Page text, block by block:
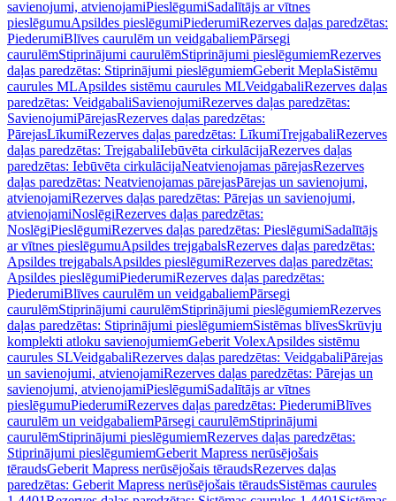
savienojumi, atvienojamiPieslēgumiSadalītājs ar vītnes
pieslēgumuApsildes pieslēgumiPiederumiRezerves daļas paredzētas:
PiederumiBlīves caurulēm un veidgabaliemPārsegi
caurulēmStiprinājumi caurulēmStiprinājumi pieslēgumiemRezerves
daļas paredzētas: Stiprinājumi pieslēgumiemGeberit MeplaSistēmu
caurules MLApsildes sistēmu caurules MLVeidgabaliRezerves daļas
paredzētas: VeidgabaliSavienojumiRezerves daļas paredzētas:
SavienojumiPārejasRezerves daļas paredzētas:
PārejasLīkumiRezerves daļas paredzētas: LīkumiTrejgabaliRezerves
daļas paredzētas: TrejgabaliIebūvēta cirkulācijaRezerves daļas
paredzētas: Iebūvēta cirkulācijaNeatvienojamas pārejasRezerves
daļas paredzētas: Neatvienojamas pārejasPārejas un savienojumi,
atvienojamiRezerves daļas paredzētas: Pārejas un savienojumi,
atvienojamiNoslēgiRezerves daļas paredzētas:
NoslēgiPieslēgumiRezerves daļas paredzētas: PieslēgumiSadalītājs
ar vītnes pieslēgumuApsildes trejgabalsRezerves daļas paredzētas:
Apsildes trejgabalsApsildes pieslēgumiRezerves daļas paredzētas:
Apsildes pieslēgumiPiederumiRezerves daļas paredzētas:
PiederumiBlīves caurulēm un veidgabaliemPārsegi
caurulēmStiprinājumi caurulēmStiprinājumi pieslēgumiemRezerves
daļas paredzētas: Stiprinājumi pieslēgumiemSistēmas blīvesSkrūvju
komplekti atloku savienojumiemGeberit VolexApsildes sistēmu
caurules SLVeidgabaliRezerves daļas paredzētas: VeidgabaliPārejas
un savienojumi, atvienojamiRezerves daļas paredzētas: Pārejas un
savienojumi, atvienojamiPieslēgumiSadalītājs ar vītnes
pieslēgumuPiederumiRezerves daļas paredzētas: PiederumiBlīves
caurulēm un veidgabaliemPārsegi caurulēmStiprinājumi
caurulēmStiprinājumi pieslēgumiemRezerves daļas paredzētas:
Stiprinājumi pieslēgumiemGeberit Mapress nerūsējošais
tēraudsGeberit Mapress nerūsējošais tēraudsRezerves daļas
paredzētas: Geberit Mapress nerūsējošais tēraudsSistēmas caurules